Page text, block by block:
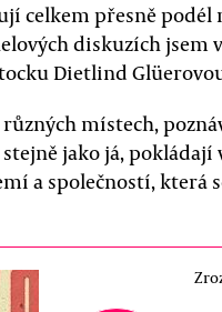
celkem přesně podél
diskuzích jsem
Dietlind
různých místech,
stejně jako já,
a společností,